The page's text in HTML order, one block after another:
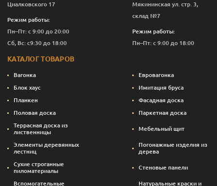
Циалковского 17
Режим работы:
Пн–Пт: с 9:00 до 20:00
Сб, Вс: с9:30 до 18:00
Мякининская ул. стр. 3,
склад №7
Режим работы:
Пн–Пт: с 9:00 до 18:00
КАТАЛОГ ТОВАРОВ
Вагонка
Евровагонка
Блок хаус
Имитация бруса
Планкен
Фасадная доска
Половая доска
Паркетная доска
Террасная доска из
лиственницы
Мебельный щит
Элементы деревянных
лестниц
Погонажные изделия из
дерева
Сухие строганные
пиломатериалы
Стеновые панели
Вспомогательные Натуральные краски и